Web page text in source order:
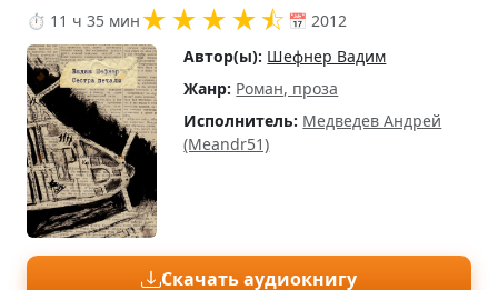
⏱ 11 ч 35 мин★★★★⯪ 📅 2012
Автор(ы): Шефнер Вадим
Жанр: Роман, проза
Исполнитель: Медведев Андрей
(Meandr51)
Скачать аудиокнигу